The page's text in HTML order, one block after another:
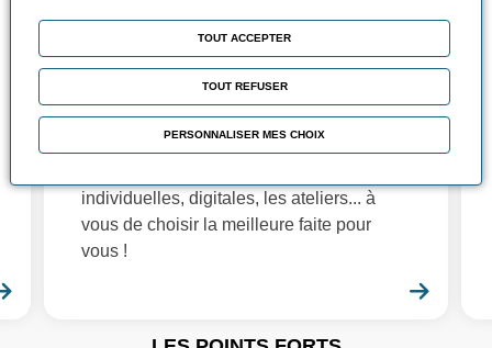
Nos solutions de
formation
Fidèles à nos objectifs d'adaptation à vos
besoins, nous avons de nombreuses
individuelles, digitales, les ateliers... à
vous de choisir la meilleure faite pour
vous !
TOUT ACCEPTER
TOUT REFUSER
PERSONNALISER MES CHOIX